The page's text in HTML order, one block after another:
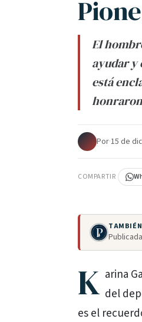
El
ayudar y
está
Por·15 de
COMPARTIR
K arina
del
es el